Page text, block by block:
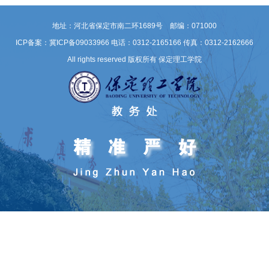
地址：河北省保定市南二环1689号 邮编：071000
ICP备案：冀ICP备09033966 电话：0312-2165166 传真：0312-2162666
All rights reserved 版权所有 保定理工学院